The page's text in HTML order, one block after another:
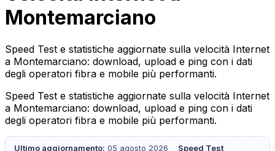
Montemarciano
Speed Test e statistiche aggiornate sulla velocità Internet
a Montemarciano: download, upload e ping con i dati
degli operatori fibra e mobile più performanti.
Speed Test e statistiche aggiornate sulla velocità Internet
a Montemarciano: download, upload e ping con i dati
degli operatori fibra e mobile più performanti.
Ultimo aggiornamento: 05 agosto 2026
Speed Test